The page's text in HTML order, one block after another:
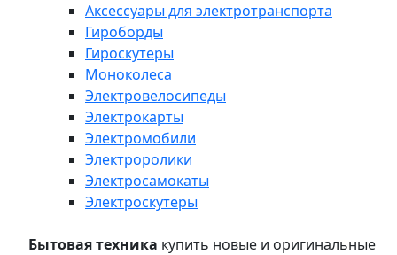
Аксессуары для электротранспорта
Гироборды
Гироскутеры
Моноколеса
Электровелосипеды
Электрокарты
Электромобили
Электроролики
Электросамокаты
Электроскутеры
Бытовая техника купить новые и оригинальные